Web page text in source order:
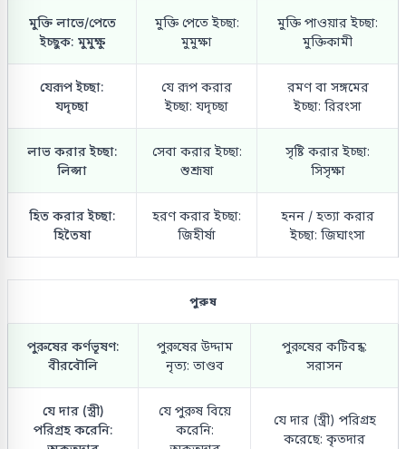
মুক্তি লাভে/পেতে
ইচ্ছুক: মুমুক্ষু
মুক্তি পেতে ইচ্ছা:
মুমুক্ষা
মুক্তি পাওয়ার ইচ্ছা:
মুক্তিকামী
যেরূপ ইচ্ছা:
যদৃচ্ছা
যে রূপ করার
ইচ্ছা: যদৃচ্ছা
রমণ বা সঙ্গমের
ইচ্ছা: রিরংসা
লাভ করার ইচ্ছা:
লিপ্সা
সেবা করার ইচ্ছা:
শুশ্রূষা
সৃষ্টি করার ইচ্ছা:
সিসৃক্ষা
হিত করার ইচ্ছা:
হিতৈষা
হরণ করার ইচ্ছা:
জিহীর্ষা
হনন / হত্যা করার
ইচ্ছা: জিঘাংসা
পুরুষ
পুরুষের কর্ণভূষণ:
বীরবৌলি
পুরুষের উদ্দাম
নৃত্য: তাণ্ডব
পুরুষের কটিবন্ধ:
সরাসন
যে দার (স্ত্রী)
পরিগ্রহ করেনি:
যে পুরুষ বিয়ে
করেনি:
যে দার (স্ত্রী) পরিগ্রহ
করেছে: কৃতদার